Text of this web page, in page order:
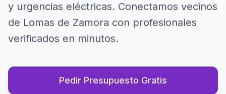
y urgencias eléctricas. Conectamos vecinos
de Lomas de Zamora con profesionales
verificados en minutos.
Pedir Presupuesto Gratis